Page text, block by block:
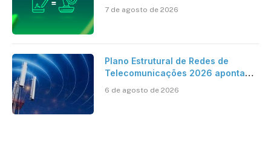
cartório
7 de agosto de 2026
Plano Estrutural de Redes de
Telecomunicações 2026 aponta
mantém desafio
6 de agosto de 2026